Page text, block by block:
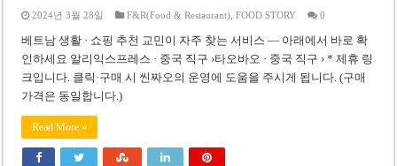
2024년 3월 28일 F&R(Food & Restaurant) ,FOOD STORY 0
베트남 생활 · 쇼핑 추천 교민이 자주 찾는 서비스 — 아래에서 바로 확
인하세요 알리익스프레스 · 중국 직구 ›타오바오 · 중국 직구 › * 제휴 링
크입니다. 클릭·구매 시 씬짜오의 운영에 도움을 주시게 됩니다. (구매
가격은 동일합니다.)
Read More »